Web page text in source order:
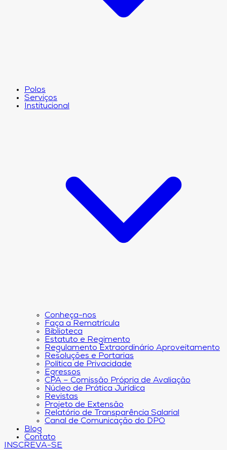
Polos
Serviços
Institucional
Conheça-nos
Faça a Rematrícula
Biblioteca
Estatuto e Regimento
Regulamento Extraordinário Aproveitamento
Resoluções e Portarias
Política de Privacidade
Egressos
CPA – Comissão Própria de Avaliação
Núcleo de Prática Jurídica
Revistas
Projeto de Extensão
Relatório de Transparência Salarial
Canal de Comunicação do DPO
Blog
Contato
INSCREVA-SE